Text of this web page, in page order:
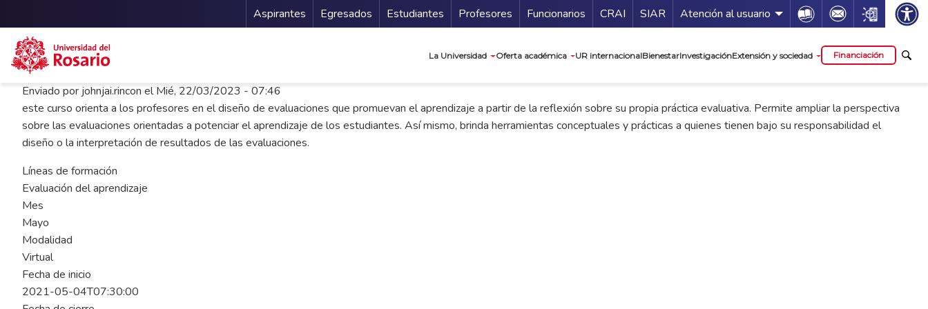
Pasar al contenido principal
Menu Secundario
Aspirantes Egresados Estudiantes Profesores Funcionarios Guía de servicios
CRAI SIAR Atención al usuario Icon Icon Icon
La Universidad Oferta académica UR internacionalBienestarInvestigaciónExtensión y sociedad Financiación
Enviado por johnjai.rincon elMié, 22/03/2023 - 07:46
este curso orienta a los profesores en el diseño de evaluaciones que promuevan el aprendizaje a partir de la reflexión sobre su propia práctica evaluativa. Permite ampliar la perspectiva
sobre las evaluaciones orientadas a potenciar el aprendizaje de los estudiantes. Así mismo, brinda herramientas conceptuales y prácticas a quienes tienen bajo su responsabilidad el
diseño o la interpretación de resultados de las evaluaciones.
Líneas de formación
Evaluación del aprendizaje
Mes
Mayo
Modalidad
Virtual
Fecha de inicio
2021-05-04T07:30:00